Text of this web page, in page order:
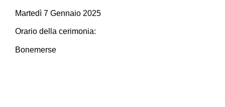
Martedì 7 Gennaio 2025
Orario della cerimonia:
Bonemerse